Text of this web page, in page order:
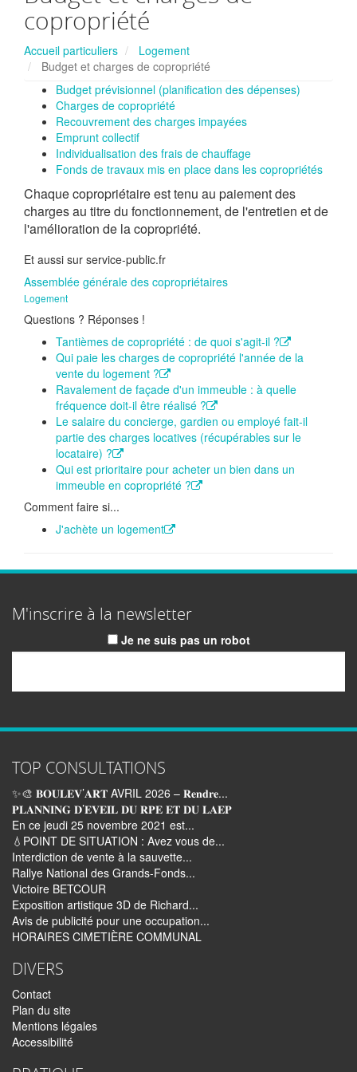
copropriété
Accueil particuliers
Logement
Budget et charges de copropriété
Budget prévisionnel (planification des dépenses)
Charges de copropriété
Recouvrement des charges impayées
Emprunt collectif
Individualisation des frais de chauffage
Fonds de travaux mis en place dans les copropriétés
Chaque copropriétaire est tenu au paiement des
charges au titre du fonctionnement, de l'entretien et de
l'amélioration de la copropriété.
Et aussi sur service-public.fr
Assemblée générale des copropriétaires
Logement
Questions ? Réponses !
Tantièmes de copropriété : de quoi s'agit-il ?
Qui paie les charges de copropriété l'année de la
vente du logement ?
Ravalement de façade d'un immeuble : à quelle
fréquence doit-il être réalisé ?
Le salaire du concierge, gardien ou employé fait-il
partie des charges locatives (récupérables sur le
locataire) ?
Qui est prioritaire pour acheter un bien dans un
immeuble en copropriété ?
Comment faire si...
J'achète un logement
M'inscrire à la newsletter
Je ne suis pas un robot
TOP CONSULTATIONS
✨🎨 𝐁𝐎𝐔𝐋𝐄𝐕’𝐀𝐑𝐓 AVRIL 2026 – 𝐑𝐞𝐧𝐝𝐫𝐞...
𝐏𝐋𝐀𝐍𝐍𝐈𝐍𝐆 𝐃’𝐄𝐕𝐄𝐈𝐋 𝐃𝐔 𝐑𝐏𝐄 𝐄𝐓 𝐃𝐔 𝐋𝐀𝐄𝐏
En ce jeudi 25 novembre 2021 est...
💧POINT DE SITUATION : Avez vous de...
Interdiction de vente à la sauvette...
Rallye National des Grands-Fonds...
Victoire BETCOUR
Exposition artistique 3D de Richard...
Avis de publicité pour une occupation...
HORAIRES CIMETIÈRE COMMUNAL
DIVERS
Contact
Plan du site
Mentions légales
Accessibilité